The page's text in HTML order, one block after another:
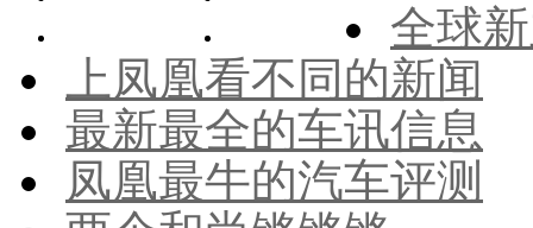
全球
上凤凰看不同的新闻
最新最全的车讯信息
凤凰最牛的汽车评测